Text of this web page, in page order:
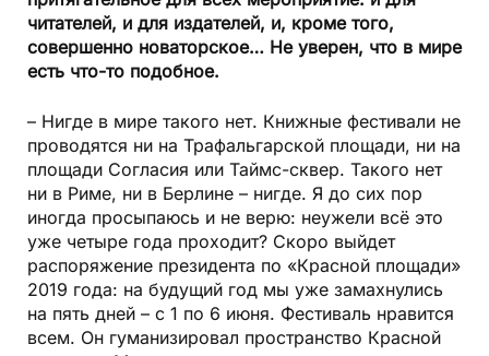
читателей, и для издателей, и, кроме того,
совершенно новаторское… Не уверен, что в мире
есть что-то подобное.
– Нигде в мире такого нет. Книжные фестивали не
проводятся ни на Трафальгарской площади, ни на
площади Согласия или Таймс-сквер. Такого нет
ни в Риме, ни в Берлине – нигде. Я до сих пор
иногда просыпаюсь и не верю: неужели всё это
уже четыре года проходит? Скоро выйдет
распоряжение президента по «Красной площади»
2019 года: на будущий год мы уже замахнулись
на пять дней – с 1 по 6 июня. Фестиваль нравится
всем. Он гуманизировал пространство Красной